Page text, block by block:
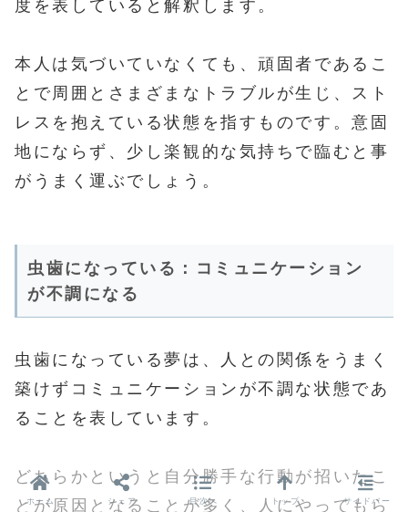
度を表していると解釈します。
本人は気づいていなくても、頑固者であるこ
とで周囲とさまざまなトラブルが生じ、スト
レスを抱えている状態を指すものです。意固
地にならず、少し楽観的な気持ちで臨むと事
がうまく運ぶでしょう。
虫歯になっている：コミュニケーション
が不調になる
虫歯になっている夢は、人との関係をうまく
築けずコミュニケーションが不調な状態であ
ることを表しています。
どちらかというと自分勝手な行動が招いたこ
とが原因となることが多く、人にやってもら
ホーム シェア 目次へ トップ サイドバー